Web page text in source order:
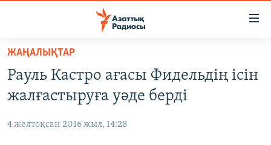
Skip
main
content
to
САЯСАТ
ҚАҢТАР ОҚИҒАСЫ
ЖАҢАЛЫҚТАР
Рауль Кастро ағасы Фидельдің ісін
жалғастыруға уәде берді
4 желтоқсан 2016 жыл, 14:28